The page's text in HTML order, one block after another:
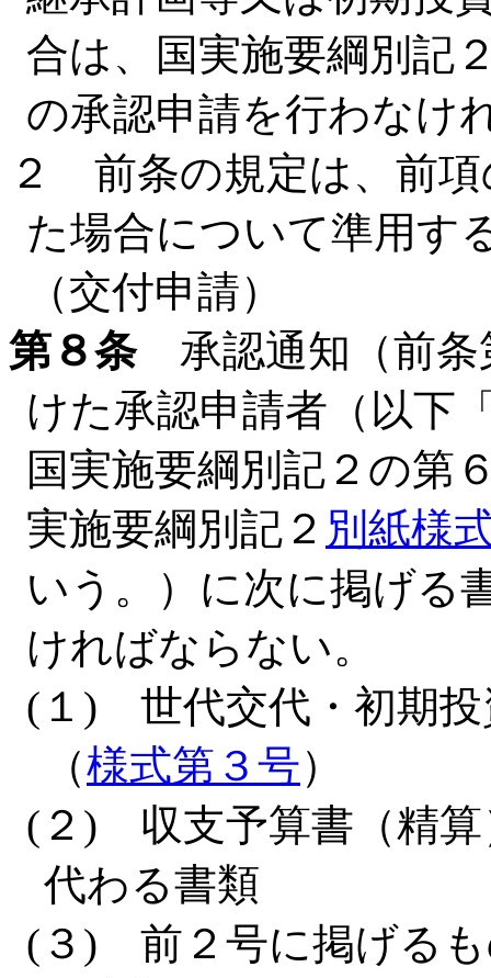
合は、国実施要綱別記
の承認申請を行わなけ
２ 前条の規定は、前
た場合について準用す
（交付申請）
第８条承認通知（前条
けた承認申請者（以下
国実施要綱別記２の第
実施要綱別記２ 別紙様
いう。）に次に掲げる
ければならない。
(１) 世代交代・初期投
（様式第３号）
(２) 収支予算書（精算
代わる書類
(３) 前２号に掲げるも